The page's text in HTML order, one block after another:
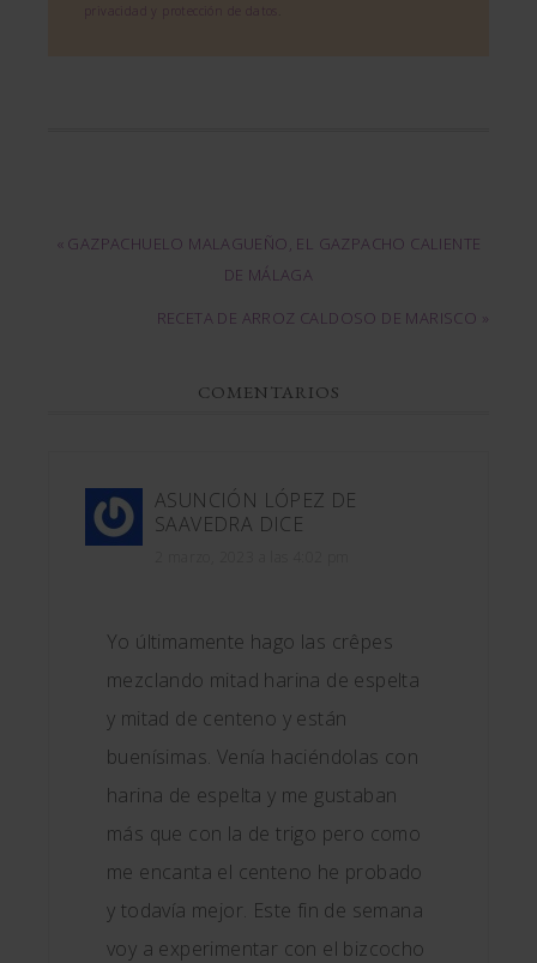
privacidad y protección de datos
« GAZPACHUELO MALAGUEÑO, EL GAZPACHO CALIENTE
DE MÁLAGA
RECETA DE ARROZ CALDOSO DE MARISCO »
COMENTARIOS
ASUNCIÓN LÓPEZ DE
SAAVEDRA DICE
Yo últimamente hago las crêpes
mezclando mitad harina de espelta
y mitad de centeno y están
buenísimas. Venía haciéndolas con
harina de espelta y me gustaban
más que con la de trigo pero como
me encanta el centeno he probado
y todavía mejor. Este fin de semana
voy a experimentar con el bizcocho